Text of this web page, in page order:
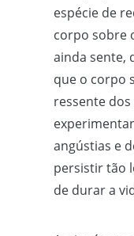
espécie de
corpo sobre
ainda sente,
que o corpo
ressente
angústias e
persistir tão
de durar a